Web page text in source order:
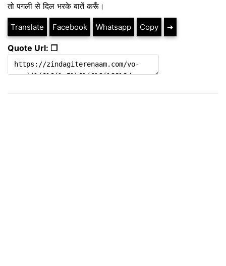
तो पगली से दिल भरके बातें करूँ।
Translate Facebook Whatsapp Copy ➔
Quote Url: ❐